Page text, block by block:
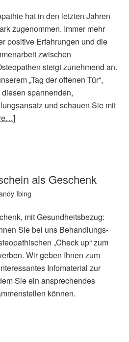
hat in den letzten Jahren
zugenommen. Immer mehr
positive Erfahrungen und die
zwischen
steigt zunehmend an.
„Tag der offenen Tür“,
spannenden,
und schauen Sie mit
als Geschenk
Ibing
mit Gesundheitsbezug:
Sie bei uns Behandlungs-
„Check up“ zum
Wir geben Ihnen zum
Infomaterial zur
Sie ein ansprechendes
können.